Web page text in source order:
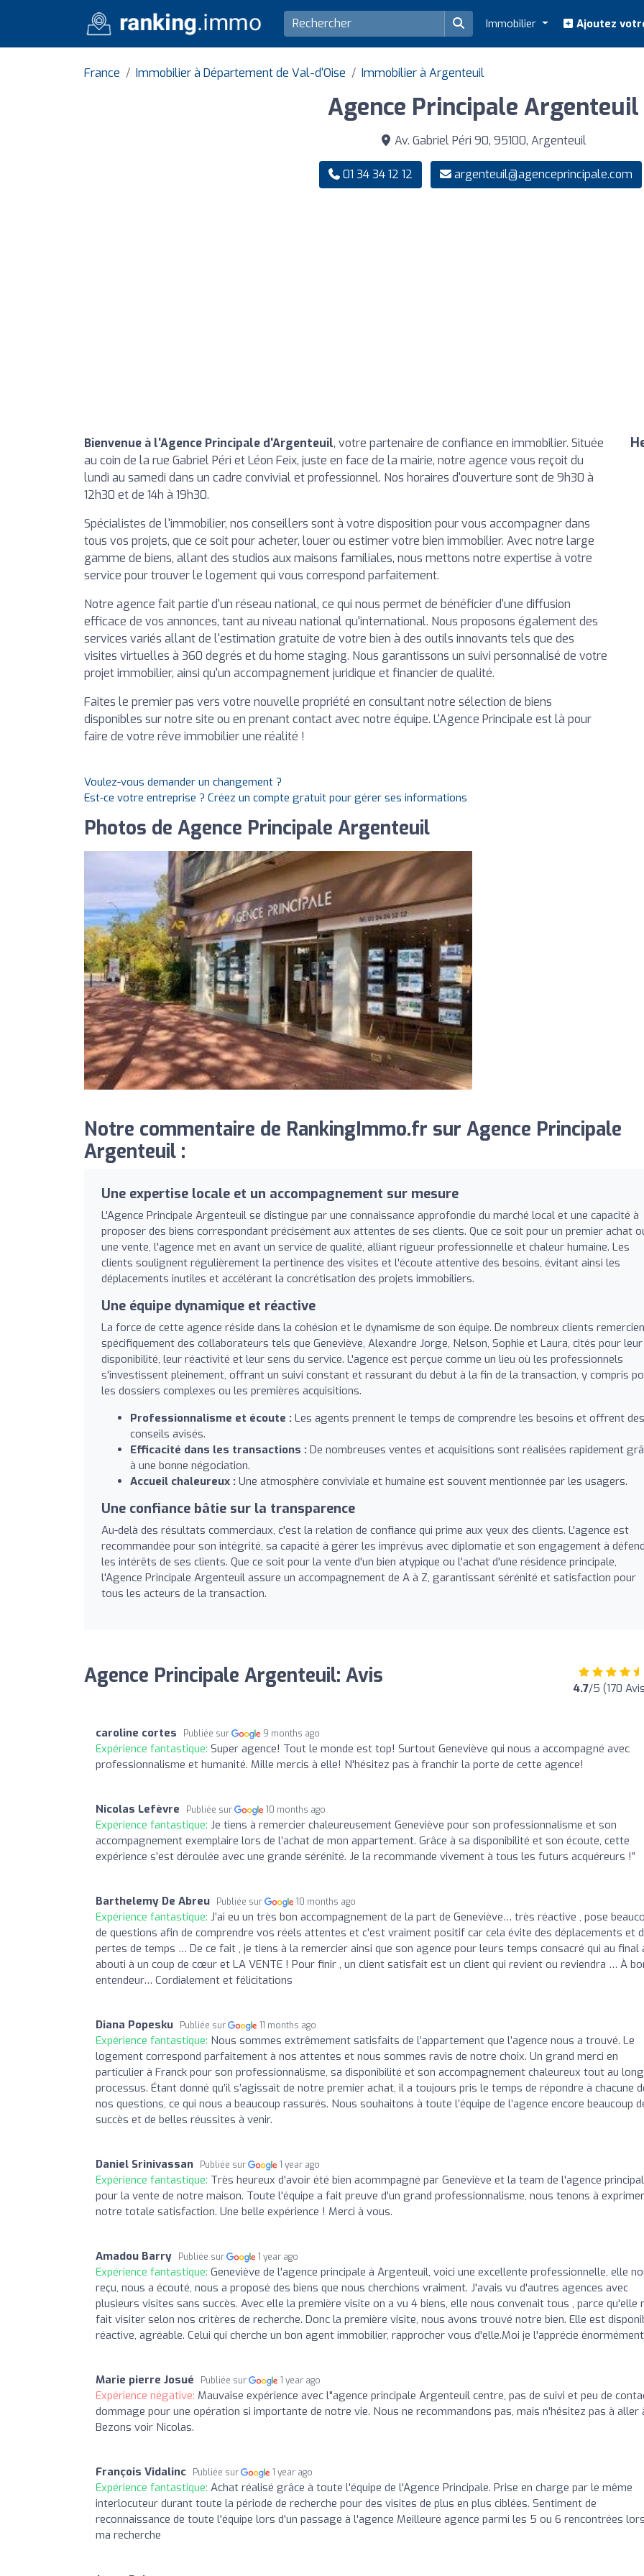
Immobilier Ajoutez
France Immobilier à Département de Val-d'Oise Immobilier à Argenteuil
Agence Principale Argenteuil
Av. Gabriel Péri 90, 95100, Argenteuil
01 34 34 12 12 argenteuil@agenceprincipale.com
Bienvenue à l'Agence Principale d'Argenteuil, votre partenaire de confiance en immobilier. Située
au coin de la rue Gabriel Péri et Léon Feix, juste en face de la mairie, notre agence vous reçoit du
lundi au samedi dans un cadre convivial et professionnel. Nos horaires d'ouverture sont de 9h30 à
12h30 et de 14h à 19h30.
Spécialistes de l'immobilier, nos conseillers sont à votre disposition pour vous accompagner dans
tous vos projets, que ce soit pour acheter, louer ou estimer votre bien immobilier. Avec notre large
gamme de biens, allant des studios aux maisons familiales, nous mettons notre expertise à votre
service pour trouver le logement qui vous correspond parfaitement.
Notre agence fait partie d'un réseau national, ce qui nous permet de bénéficier d'une diffusion
efficace de vos annonces, tant au niveau national qu'international. Nous proposons également des
services variés allant de l'estimation gratuite de votre bien à des outils innovants tels que des
visites virtuelles à 360 degrés et du home staging. Nous garantissons un suivi personnalisé de votre
projet immobilier, ainsi qu'un accompagnement juridique et financier de qualité.
Faites le premier pas vers votre nouvelle propriété en consultant notre sélection de biens
disponibles sur notre site ou en prenant contact avec notre équipe. L'Agence Principale est là pour
faire de votre rêve immobilier une réalité !
Voulez-vous demander un changement ?
Est-ce votre entreprise ? Créez un compte gratuit pour gérer ses informations
Photos de Agence Principale Argenteuil
Notre commentaire de RankingImmo.fr sur Agence Principale
Argenteuil :
Une expertise locale et un accompagnement sur mesure
L'Agence Principale Argenteuil se distingue par une connaissance approfondie du marché local et une capacité à
proposer des biens correspondant précisément aux attentes de ses clients. Que ce soit pour un premier achat
une vente, l'agence met en avant un service de qualité, alliant rigueur professionnelle et chaleur humaine. Les
clients soulignent régulièrement la pertinence des visites et l'écoute attentive des besoins, évitant ainsi les
déplacements inutiles et accélérant la concrétisation des projets immobiliers.
Une équipe dynamique et réactive
La force de cette agence réside dans la cohésion et le dynamisme de son équipe. De nombreux clients
spécifiquement des collaborateurs tels que Geneviève, Alexandre Jorge, Nelson, Sophie et Laura, cités pour leur
disponibilité, leur réactivité et leur sens du service. L'agence est perçue comme un lieu où les professionnels
s'investissent pleinement, offrant un suivi constant et rassurant du début à la fin de la transaction, y compris
les dossiers complexes ou les premières acquisitions.
Professionnalisme et écoute : Les agents prennent le temps de comprendre les besoins et offrent des
conseils avisés.
Efficacité dans les transactions : De nombreuses ventes et acquisitions sont réalisées rapidement
à une bonne négociation.
Accueil chaleureux : Une atmosphère conviviale et humaine est souvent mentionnée par les usagers.
Une confiance bâtie sur la transparence
Au-delà des résultats commerciaux, c'est la relation de confiance qui prime aux yeux des clients. L'agence est
recommandée pour son intégrité, sa capacité à gérer les imprévus avec diplomatie et son engagement à
les intérêts de ses clients. Que ce soit pour la vente d'un bien atypique ou l'achat d'une résidence principale,
l'Agence Principale Argenteuil assure un accompagnement de A à Z, garantissant sérénité et satisfaction pour
tous les acteurs de la transaction.
Agence Principale Argenteuil: Avis 4.7/5 (170
caroline cortes Publiée sur 9 months ago
Expérience fantastique: Super agence! Tout le monde est top! Surtout Geneviève qui nous a accompagné avec
professionnalisme et humanité. Mille mercis à elle! N'hésitez pas à franchir la porte de cette agence!
Nicolas Lefèvre Publiée sur 10 months ago
Expérience fantastique: Je tiens à remercier chaleureusement Geneviève pour son professionnalisme et son
accompagnement exemplaire lors de l’achat de mon appartement. Grâce à sa disponibilité et son écoute, cette
expérience s’est déroulée avec une grande sérénité. Je la recommande vivement à tous les futurs acquéreurs !”
Barthelemy De Abreu Publiée sur 10 months ago
Expérience fantastique: J’ai eu un très bon accompagnement de la part de Geneviève… très réactive , pose
de questions afin de comprendre vos réels attentes et c’est vraiment positif car cela évite des déplacements et
pertes de temps … De ce fait , je tiens à la remercier ainsi que son agence pour leurs temps consacré qui au final
abouti à un coup de cœur et LA VENTE ! Pour finir , un client satisfait est un client qui revient ou reviendra … À
entendeur… Cordialement et félicitations
Diana Popesku Publiée sur 11 months ago
Expérience fantastique: Nous sommes extrêmement satisfaits de l’appartement que l’agence nous a trouvé. Le
logement correspond parfaitement à nos attentes et nous sommes ravis de notre choix. Un grand merci en
particulier à Franck pour son professionnalisme, sa disponibilité et son accompagnement chaleureux tout au
processus. Étant donné qu’il s’agissait de notre premier achat, il a toujours pris le temps de répondre à chacune
nos questions, ce qui nous a beaucoup rassurés. Nous souhaitons à toute l’équipe de l’agence encore beaucoup
succès et de belles réussites à venir.
Daniel Srinivassan Publiée sur 1 year ago
Expérience fantastique: Très heureux d'avoir été bien acommpagné par Geneviève et la team de l'agence
pour la vente de notre maison. Toute l'équipe a fait preuve d'un grand professionnalisme, nous tenons à exprimer
notre totale satisfaction. Une belle expérience ! Merci à vous.
Amadou Barry Publiée sur 1 year ago
Expérience fantastique: Geneviève de l'agence principale à Argenteuil, voici une excellente professionnelle, elle
reçu, nous a écouté, nous a proposé des biens que nous cherchions vraiment. J'avais vu d'autres agences avec
plusieurs visites sans succès. Avec elle la première visite on a vu 4 biens, elle nous convenait tous , parce qu'elle
fait visiter selon nos critères de recherche. Donc la première visite, nous avons trouvé notre bien. Elle est
réactive, agréable. Celui qui cherche un bon agent immobilier, rapprocher vous d'elle.Moi je l'apprécie énormément
Marie pierre Josué Publiée sur 1 year ago
Expérience négative: Mauvaise expérience avec l"agence principale Argenteuil centre, pas de suivi et peu de
dommage pour une opération si importante de notre vie. Nous ne recommandons pas, mais n'hésitez pas à aller
Bezons voir Nicolas.
François Vidalinc Publiée sur 1 year ago
Expérience fantastique: Achat réalisé grâce à toute l'équipe de l'Agence Principale. Prise en charge par le même
interlocuteur durant toute la période de recherche pour des visites de plus en plus ciblées. Sentiment de
reconnaissance de toute l'équipe lors d'un passage à l'agence Meilleure agence parmi les 5 ou 6 rencontrées
ma recherche